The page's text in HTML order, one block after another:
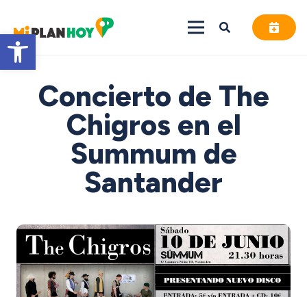
Abrir barra de herramientas
Concierto de The
Chigros en el
Summum de
Santander